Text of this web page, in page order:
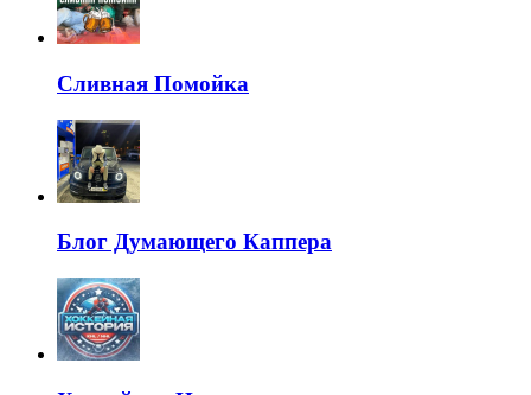
Сливная Помойка
Блог Думающего Каппера